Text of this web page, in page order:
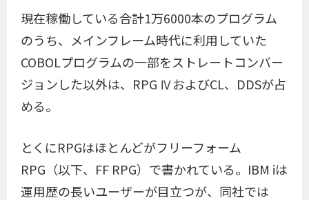
現在稼働している合計1万6000本のプログラム
のうち、メインフレーム時代に利用していた
COBOLプログラムの一部をストレートコンバー
ジョンした以外は、RPG ⅣおよびCL、DDSが占
める。
とくにRPGはほとんどがフリーフォーム
RPG（以下、FF RPG）で書かれている。IBM iは
運用歴の長いユーザーが目立つが、同社では